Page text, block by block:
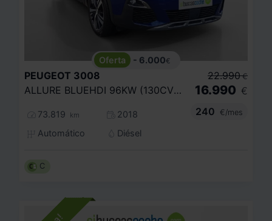
- 6.000€
PEUGEOT 3008
ALLURE BLUEHDI 96KW (130CV) S
73.819 km
2018
Automático
Diésel
22.990 €
16.990 €
240
€/mes
C